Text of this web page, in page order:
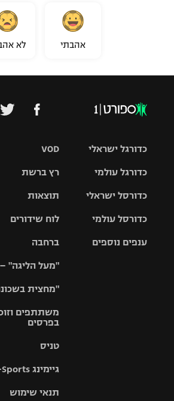
אהבתי לא
VOD
רץ ברשת
תוצאות
לוח שידורים
ברחבה
"מעל הליגה"
"מחצית
משתתפים
בפרסים
וזוכים
תקנון
טניס
גיימינג E-Sports
תנאי שימוש
כדורגל ישראלי
גביע הטוטו
כדורגל עולמי
האלופות
ליגה
כדורסל ישראלי
סל
כדורסל עולמי
ענפים נוספים